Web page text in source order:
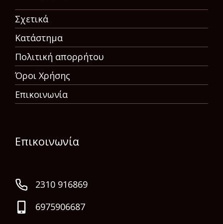
Σχετικά
Κατάστημα
Πολιτική απορρήτου
Όροι Χρήσης
Επικοινωνία
Επικοινωνία
2310 916869
6975906687